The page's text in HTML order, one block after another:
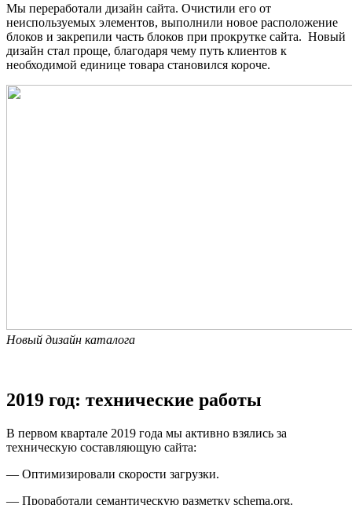
Мы переработали дизайн сайта. Очистили его от
неиспользуемых элементов, выполнили новое расположение
блоков и закрепили часть блоков при прокрутке сайта. Новый
дизайн стал проще, благодаря чему путь клиентов к
необходимой единице товара становился короче.
Новый дизайн каталога
2019 год: технические работы
В первом квартале 2019 года мы активно взялись за
техническую составляющую сайта:
— Оптимизировали скорости загрузки.
— Проработали семантическую разметку schema.org.